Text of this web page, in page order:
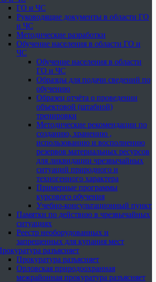
ГО и ЧС
Руководящие документы в области ГО
и ЧС
Методические разработки
Обучение населения в области ГО и
ЧС
Обучение населения в области
ГО и ЧС
Образцы для подачи сведений по
обучению
Образец отчёта о проведении
объектовой (штабной)
тренировки
Методические рекомендации по
созданию, хранению ,
использованию и восполнению
резервов материальных ресурсов
для ликвидации чрезвычайных
ситуаций природного и
техногенного характера
Примерные программы
курсового обучения
Учебно-консультационный пункт
Памятки по действию в чрезвычайных
ситуациях
Реестр необорудованных и
запрещенных для купания мест
разъясняет
Прокуратура разъясняет
Орловская природоохранная
межрайонная прокуратура разъясняет